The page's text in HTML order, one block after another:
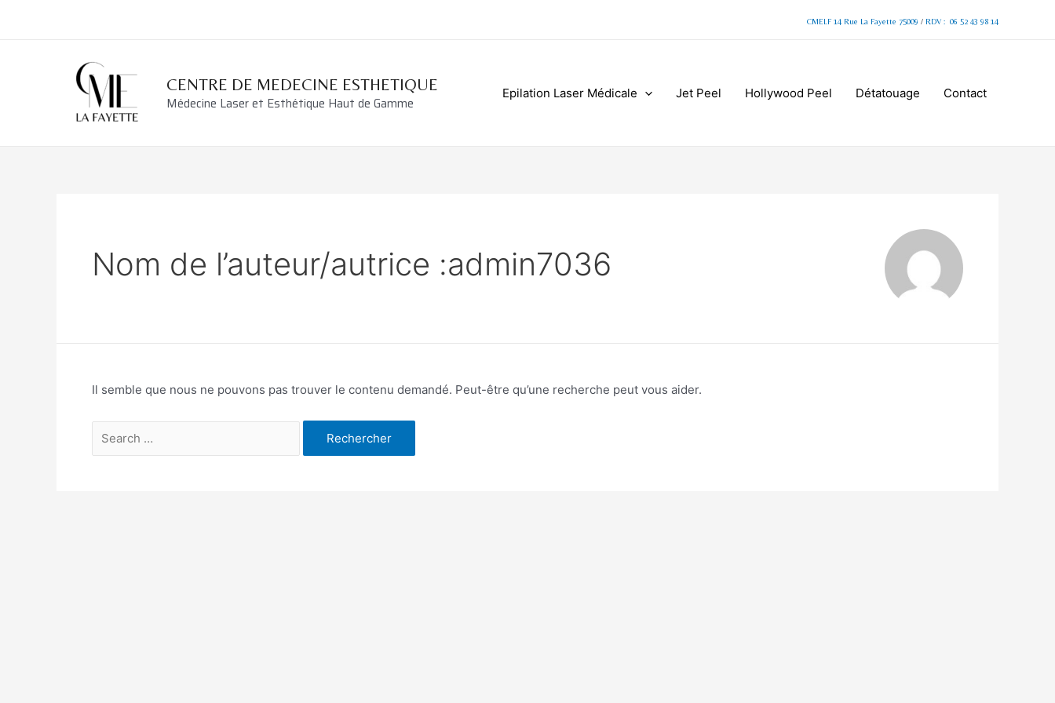
CMELF 14 Rue La Fayette 75009 / RDV : 06 52 43 98 14
CENTRE DE MEDECINE ESTHETIQUE
Médecine Laser et Esthétique Haut de Gamme
Epilation Laser Médicale Jet Peel Hollywood Peel Détatouage Contact
Nom de l’auteur/autrice :admin7036
Il semble que nous ne pouvons pas trouver le contenu demandé. Peut-être qu’une recherche peut vous aider.
Rechercher :